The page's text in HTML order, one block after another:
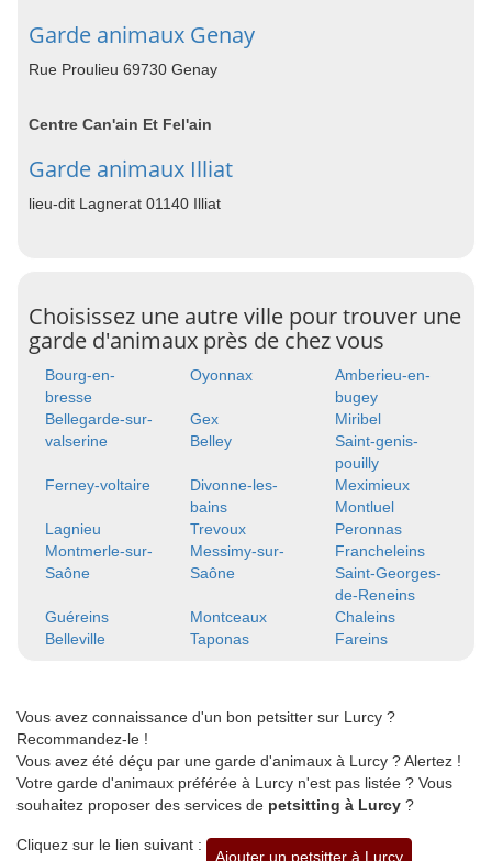
Garde animaux Genay
Rue Proulieu 69730 Genay
Centre Can'ain Et Fel'ain
Garde animaux Illiat
lieu-dit Lagnerat 01140 Illiat
Choisissez une autre ville pour trouver une
garde d'animaux près de chez vous
Bourg-en-
bresse
Oyonnax
Amberieu-en-
bugey
Bellegarde-sur-
valserine
Gex
Miribel
Belley
Saint-genis-
pouilly
Ferney-voltaire
Divonne-les-
bains
Meximieux
Montluel
Lagnieu
Trevoux
Peronnas
Montmerle-sur-
Saône
Messimy-sur-
Saône
Francheleins
Saint-Georges-
de-Reneins
Guéreins
Montceaux
Chaleins
Belleville
Taponas Fareins
Vous avez connaissance d'un bon petsitter sur Lurcy ?
Recommandez-le !
Vous avez été déçu par une garde d'animaux à Lurcy ? Alertez !
Votre garde d'animaux préférée à Lurcy n'est pas listée ? Vous
souhaitez proposer des services de petsitting à Lurcy ?
Cliquez sur le lien suivant :
Ajouter un petsitter à Lurcy